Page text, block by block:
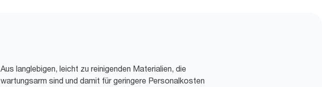
Aus langlebigen, leicht zu reinigenden Materialien, die
wartungsarm sind und damit für geringere Personalkosten